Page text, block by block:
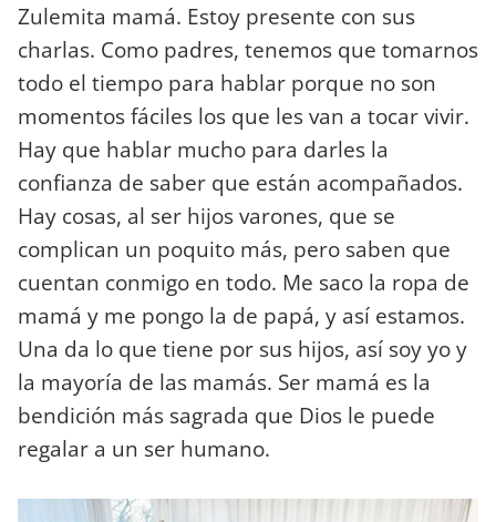
Zulemita mamá. Estoy presente con sus
charlas. Como padres, tenemos que tomarnos
todo el tiempo para hablar porque no son
momentos fáciles los que les van a tocar vivir.
Hay que hablar mucho para darles la
confianza de saber que están acompañados.
Hay cosas, al ser hijos varones, que se
complican un poquito más, pero saben que
cuentan conmigo en todo. Me saco la ropa de
mamá y me pongo la de papá, y así estamos.
Una da lo que tiene por sus hijos, así soy yo y
la mayoría de las mamás. Ser mamá es la
bendición más sagrada que Dios le puede
regalar a un ser humano.